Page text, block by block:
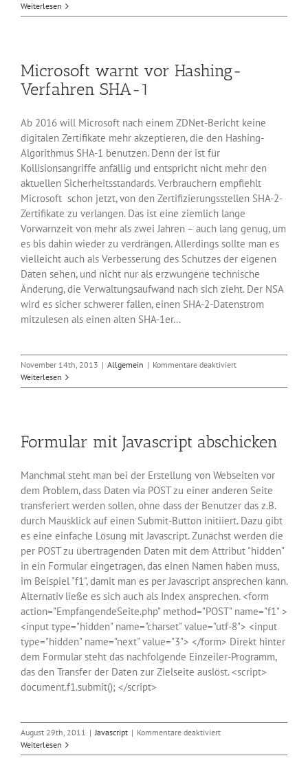
zur
Heimnetzwerk
Weiterlesen
Microsoft warnt vor Hashing-
Verfahren SHA-1
Ab 2016 will Microsoft nach einem ZDNet-Bericht keine
digitalen Zertifikate mehr akzeptieren, die den Hashing-
Algorithmus SHA-1 benutzen. Denn der ist für
Kollisionsangriffe anfällig und entspricht nicht mehr den
aktuellen Sicherheitsstandards. Verbrauchern empfiehlt
Microsoft schon jetzt, von den Zertifizierungsstellen SHA-2-
Zertifikate zu verlangen. Das ist eine ziemlich lange
Vorwarnzeit von mehr als zwei Jahren – auch lang genug, um
es bis dahin wieder zu verdrängen. Allerdings sollte man es
vielleicht auch als Verbesserung des Schutzes der eigenen
Daten sehen, und nicht nur als erzwungene technische
Änderung, die Verwaltungsaufwand nach sich zieht. Der NSA
wird es sicher schwerer fallen, einen SHA-2-Datenstrom
mitzulesen als einen alten SHA-1er...
November 14th, 2013 | Allgemein | Kommentare deaktiviertfür
warnt
SHA-
1
Weiterlesen
Formular mit Javascript abschicken
Manchmal steht man bei der Erstellung von Webseiten vor
dem Problem, dass Daten via POST zu einer anderen Seite
transferiert werden sollen, ohne dass der Benutzer das z.B.
durch Mausklick auf einen Submit-Button initiiert. Dazu gibt
es eine einfache Lösung mit Javascript. Zunächst werden die
per POST zu übertragenden Daten mit dem Attribut "hidden"
in ein Formular eingetragen, das einen Namen haben muss,
im Beispiel "f1", damit man es per Javascript ansprechen kann.
Alternativ ließe es sich auch als Index ansprechen. <form
action="EmpfangendeSeite.php" method="POST" name="f1" >
<input type="hidden" name="charset" value="utf-8"> <input
type="hidden" name="next" value="3"> </form> Direkt hinter
dem Formular steht das nachfolgende Einzeiler-Programm,
das den Transfer der Daten zur Zielseite auslöst. <script>
document.f1.submit(); </script>
August 29th, 2011 | Javascript | Kommentare deaktiviertfür
mit
Weiterlesen